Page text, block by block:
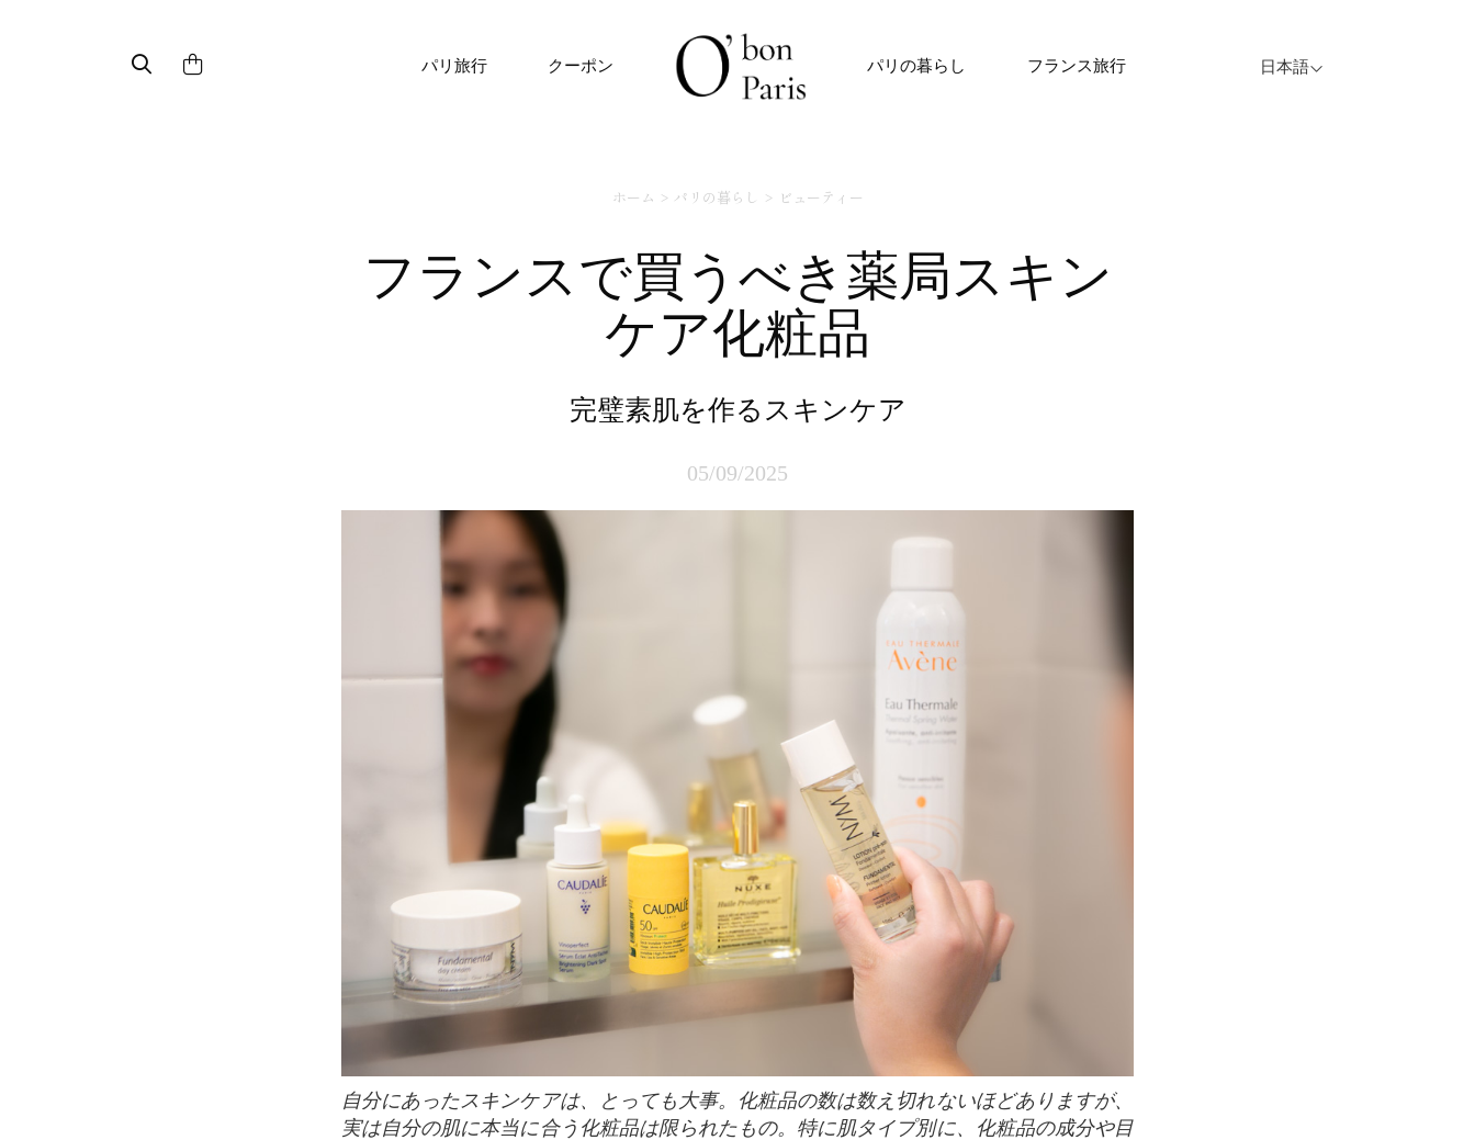
パリ旅行 クーポン パリの暮らし フランス旅行 日本語
ホーム パリの暮らし ビューティー
フランスで買うべき薬局スキン
ケア化粧品
完璧素肌を作るスキンケア
05/09/2025
自分にあったスキンケアは、とっても大事。化粧品の数は数え切れないほどありますが、
実は自分の肌に本当に合う化粧品は限られたもの。特に肌タイプ別に、化粧品の成分や目